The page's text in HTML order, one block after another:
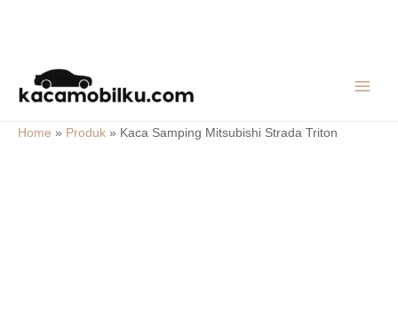
content
Home » Produk » Kaca Samping Mitsubishi Strada Triton